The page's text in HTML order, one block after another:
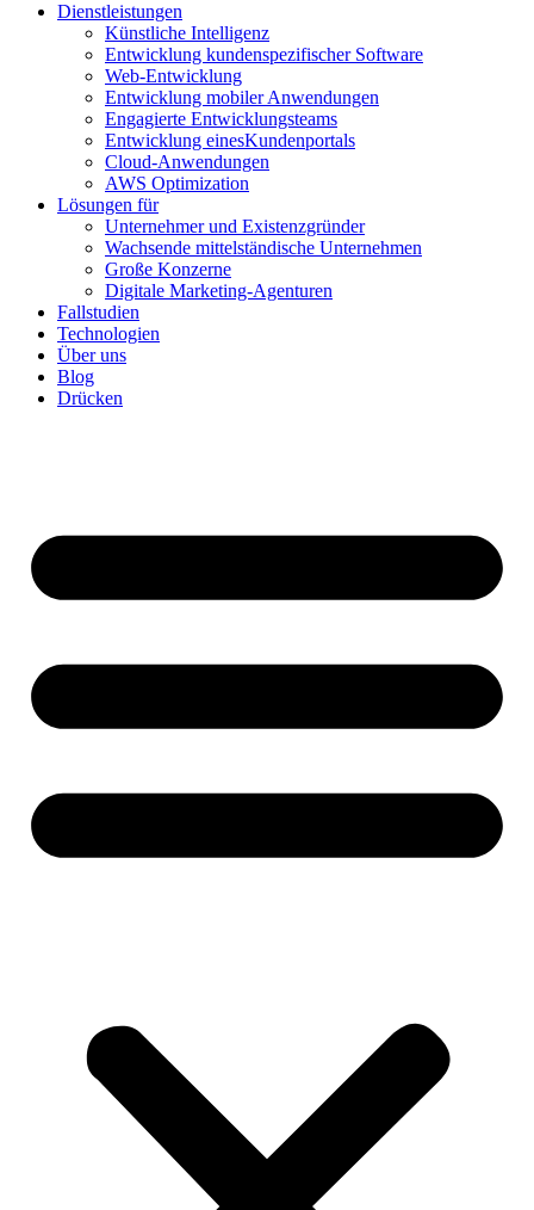
Dienstleistungen
Künstliche Intelligenz
Entwicklung kundenspezifischer Software
Web-Entwicklung
Entwicklung mobiler Anwendungen
Engagierte Entwicklungsteams
Entwicklung einesKundenportals
Cloud-Anwendungen
AWS Optimization
Lösungen für
Unternehmer und Existenzgründer
Wachsende mittelständische Unternehmen
Große Konzerne
Digitale Marketing-Agenturen
Fallstudien
Technologien
Über uns
Blog
Drücken